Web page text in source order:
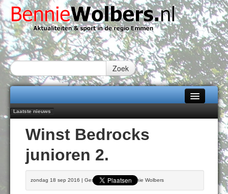
Zoek
Home
Alle categorieën
Over Bennie Wolbers
Laatste nieuws
Daan Lambers tekent eerste profcontract bij FC Emmen
Jubileumfeest 35 jaar De Amer
Hunzeloopwandeltocht keert op 19 september 2026 terug naar Zuidlaren
102 kaarsen voor eeuwling Mieke Sijbom-Maatje
DONDERDAG 06 AUG 2026
Winst Bedrocks
junioren 2.
zondag 18 sep 2016 | Geschreven door Bennie Wolbers